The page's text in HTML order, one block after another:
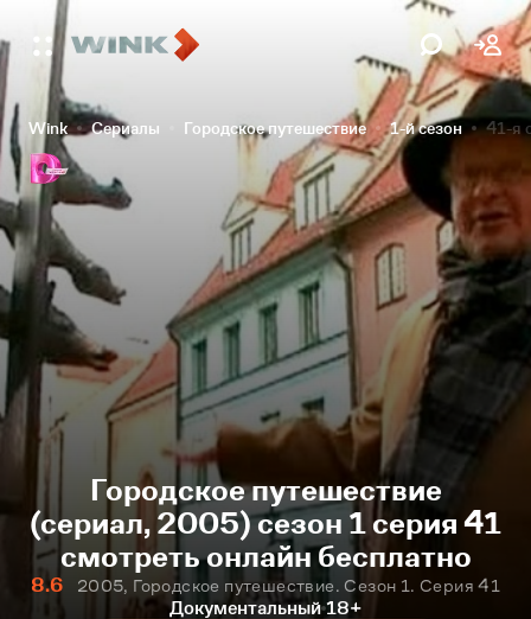
Wink Сериалы Городское путешествие 1-й сезон 41-я
Городское путешествие
(сериал, 2005) сезон 1 серия 41
смотреть онлайн бесплатно
8.6
2005, Городское путешествие. Сезон 1. Серия 41
Документальный 18+